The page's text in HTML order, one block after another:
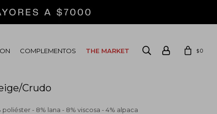
COMPLEMENTOS THE MARKET $0
Crudo
- 8% lana - 8% viscosa - 4% alpaca